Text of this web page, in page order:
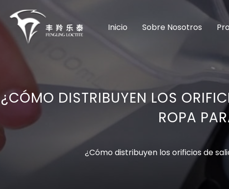
Inicio Sobre Nosotros
¿CÓMO DISTRIBUYEN LOS
ROPA
¿Cómo distribuyen los orificios de